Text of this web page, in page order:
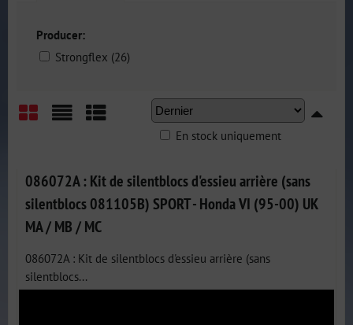
Producer:
Strongflex (26)
En stock uniquement
086072A : Kit de silentblocs d'essieu arrière (sans
silentblocs 081105B) SPORT - Honda VI (95-00) UK
MA / MB / MC
086072A : Kit de silentblocs d'essieu arrière (sans
silentblocs...